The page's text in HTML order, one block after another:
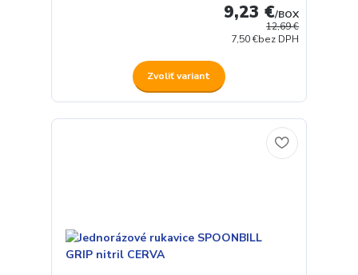
12,69 €
9,23 €/BOX
7,50 €bez DPH
Zvoliť variant